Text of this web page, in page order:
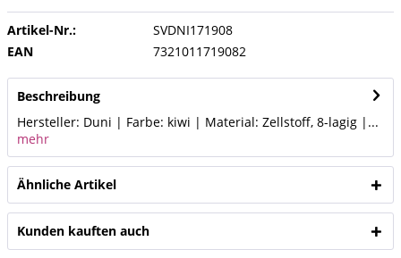
Artikel-Nr.:
SVDNI171908
EAN
7321011719082
Beschreibung
Hersteller: Duni | Farbe: kiwi | Material: Zellstoff, 8-lagig |...
mehr
Ähnliche Artikel
Kunden kauften auch